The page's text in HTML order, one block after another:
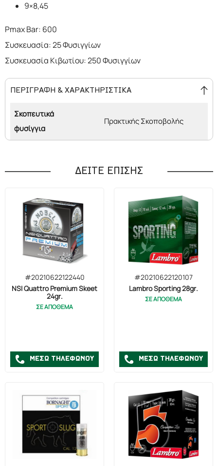
9×8,45
Pmax Bar: 600
Συσκευασία: 25 Φυσιγγίων
Συσκευασία Κιβωτίου: 250 Φυσιγγίων
ΠΕΡΙΓΡΑΦΗ & ΧΑΡΑΚΤΗΡΙΣΤΙΚΑ
Σκοπευτικά
φυσίγγια
Πρακτικής Σκοποβολής
ΔΕΙΤΕ ΕΠΙΣΗΣ
#20210622122440
NSI Quattro Premium Skeet
24gr.
ΣΕ ΑΠΟΘΕΜΑ
ΜΕΣΩ ΤΗΛΕΦΩΝΟΥ
#20210622120107
Lambro Sporting 28gr.
ΣΕ ΑΠΟΘΕΜΑ
ΜΕΣΩ ΤΗΛΕΦΩΝΟΥ